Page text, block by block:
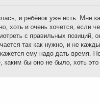
и ребёнок уже есть. Мне
хоть и очень хочется, если
с правильных позиций,
так как нужно, и не
ему надо дать время.
каким бы оно не было, хоть